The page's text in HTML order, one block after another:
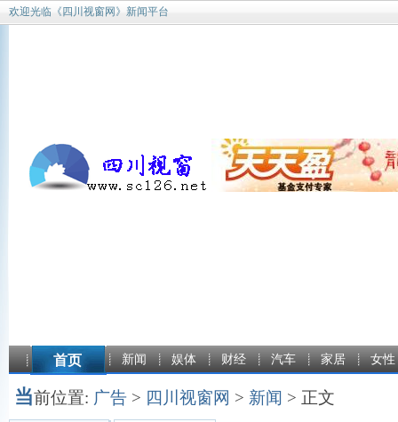
欢迎光临《四川视窗网》新闻平台
首页 新闻 娱体 财经 汽车 家居 女性
当前位置: 广告 > 四川视窗网 > 新闻 > 正文